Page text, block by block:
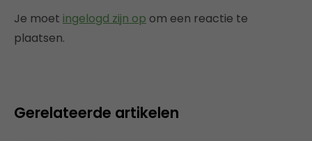
Je moet ingelogd zijn op om een reactie te
plaatsen.
Gerelateerde artikelen